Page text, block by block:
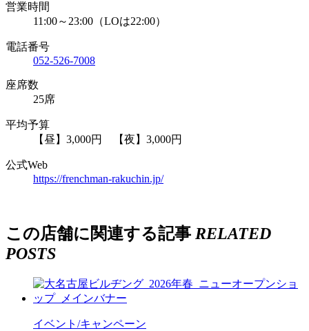
営業時間
11:00～23:00（LOは22:00）
電話番号
052-526-7008
座席数
25席
平均予算
【昼】3,000円 【夜】3,000円
公式Web
https://frenchman-rakuchin.jp/
この店舗に関連する記事 RELATED
POSTS
イベント/キャンペーン